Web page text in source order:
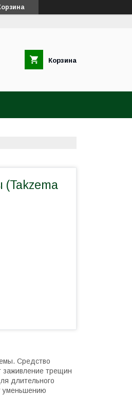
Корзина
(Takzema
Средство
заживление трещин
длительного
уменьшению